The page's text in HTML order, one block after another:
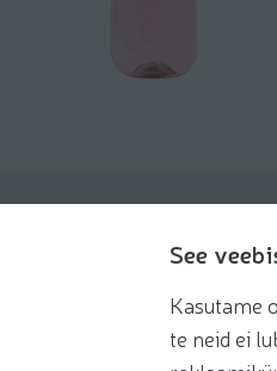
See
Kasutame
te neid ei